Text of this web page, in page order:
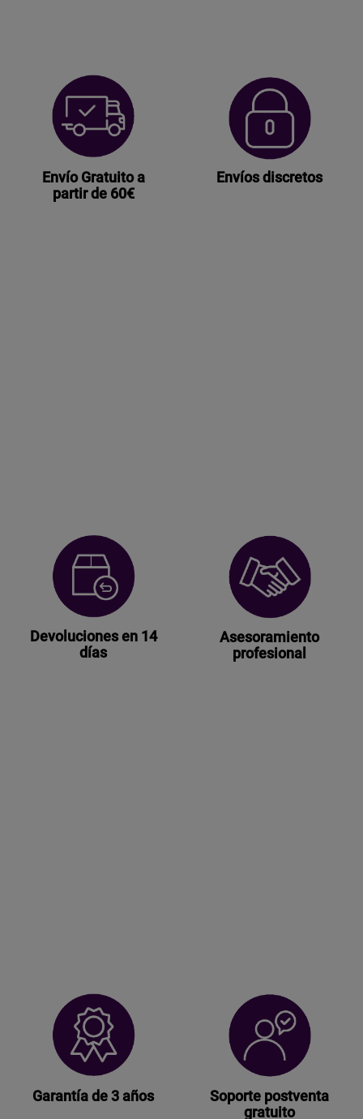
Envío Gratuito a
partir de 60€
Envíos discretos
Devoluciones en 14
días
Asesoramiento
profesional
Garantía de 3 años
Soporte postventa
gratuito